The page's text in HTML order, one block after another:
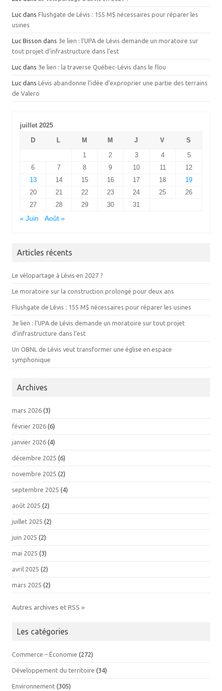
Luc dans Flushgate de Lévis : 155 M$ nécessaires pour réparer les
usines
Luc Bisson dans 3e lien : l’UPA de Lévis demande un moratoire sur
tout projet d’infrastructure dans l’est
Luc dans 3e lien : la traverse Québec-Lévis dans le flou
Luc dans Lévis abandonne l’idée d’exproprier une partie des terrains
de Valero
juillet 2025
D
L M M J V
S
1
2 3 4
5
6
7 8 9 10 11
12
13
14 15 16 17 18
19
20
21 22 23 24 25
26
27
28 29 30
31
« Juin
Août »
Articles récents
Le vélopartage à Lévis en 2027 ?
Le moratoire sur la construction prolongé pour deux ans
Flushgate de Lévis : 155 M$ nécessaires pour réparer les usines
3e lien : l’UPA de Lévis demande un moratoire sur tout projet
d’infrastructure dans l’est
Un OBNL de Lévis veut transformer une église en espace
symphonique
Archives
mars 2026 (3)
février 2026 (6)
janvier 2026 (4)
décembre 2025 (6)
novembre 2025 (2)
septembre 2025 (4)
août 2025 (2)
juillet 2025 (2)
juin 2025 (2)
mai 2025 (3)
avril 2025 (2)
mars 2025 (2)
Autres archives et RSS »
Les catégories
Commerce – Économie (272)
Développement du territoire (34)
Environnement (305)